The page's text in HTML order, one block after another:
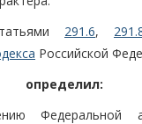
291.6,
Российской
определил:
Федеральной